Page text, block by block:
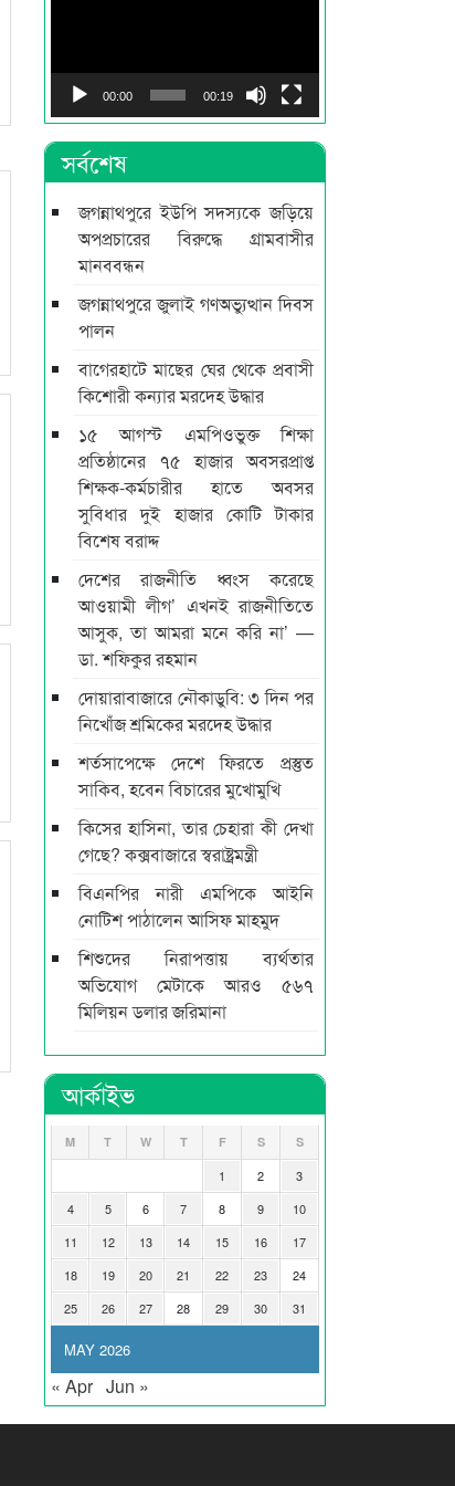
00:00 00:19
সর্বশেষ
জগন্নাথপুরে ইউপি সদস্যকে জড়িয়ে
অপপ্রচারের বিরুদ্ধে গ্রামবাসীর
মানববন্ধন
জগন্নাথপুরে জুলাই গণঅভ্যুত্থান দিবস
পালন
বাগেরহাটে মাছের ঘের থেকে প্রবাসী
কিশোরী কন্যার মরদেহ উদ্ধার
১৫ আগস্ট এমপিওভুক্ত শিক্ষা
প্রতিষ্ঠানের ৭৫ হাজার অবসরপ্রাপ্ত
শিক্ষক-কর্মচারীর হাতে অবসর
সুবিধার দুই হাজার কোটি টাকার
বিশেষ বরাদ্দ
দেশের রাজনীতি ধ্বংস করেছে
আওয়ামী লীগ’ এখনই রাজনীতিতে
আসুক, তা আমরা মনে করি না’ —
ডা. শফিকুর রহমান
দোয়ারাবাজারে নৌকাডুবি: ৩ দিন পর
নিখোঁজ শ্রমিকের মরদেহ উদ্ধার
শর্তসাপেক্ষে দেশে ফিরতে প্রস্তুত
সাকিব, হবেন বিচারের মুখোমুখি
কিসের হাসিনা, তার চেহারা কী দেখা
গেছে? কক্সবাজারে স্বরাষ্ট্রমন্ত্রী
বিএনপির নারী এমপিকে আইনি
নোটিশ পাঠালেন আসিফ মাহমুদ
শিশুদের নিরাপত্তায় ব্যর্থতার
অভিযোগ মেটাকে আরও ৫৬৭
মিলিয়ন ডলার জরিমানা
আর্কাইভ
MAY 2026
M T W T F S S
1 2
3
4
5 6 7 8 9
10
11
12 13 14 15 16
17
18
19 20 21 22 23
24
25
26 27 28 29 30 31
« Apr Jun »